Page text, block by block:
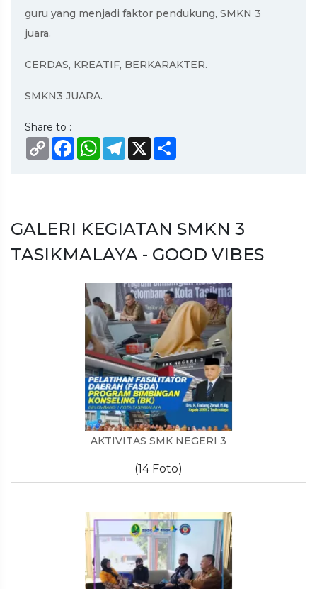
guru yang menjadi faktor pendukung, SMKN 3
juara.
CERDAS, KREATIF, BERKARAKTER.
SMKN3 JUARA.
Share to :
Copy
Link
FacebookWhatsApp
Telegram
X
GALERI KEGIATAN SMKN 3
TASIKMALAYA - GOOD VIBES
AKTIVITAS SMK NEGERI 3
(14 Foto)